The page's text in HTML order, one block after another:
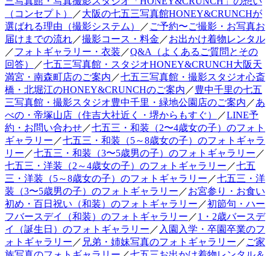
（コンセプト）
／大阪の七五三写真館HONEY&CRUNCHが
選ばれる理由（撮影システム）
／ ご予約〜ご撮影・お写真お
届けまでの流れ／撮影コース・料金 ／お出かけ着物レンタル
／フォトギャラリー・衣装 ／Q&A（よくあるご質問とその
回答）
／七五三写真館・スタジオHONEY&CRUNCH大阪天
満宮・南森町店のご案内 ／七五三写真館・撮影スタジオ心斎
橋・北堀江のHONEY&CRUNCHのご案内 ／豊中千里の七五
三写真館・撮影スタジオ豊中千里・緑地公園店のご案内 ／あ
べの・帝塚山店（住吉大社近く・堺からもすぐ）
／LINE予
約・お問い合わせ／七五三・和装（2〜4歳女の子）のフォト
ギャラリー ／七五三・和装（5～8歳女の子）のフォトギャラ
リー ／七五三・和装（3〜5歳男の子）のフォトギャラリー ／
七五三・洋装（2～4歳女の子）のフォトギャラリー ／七五
三・洋装（5～8歳女の子）のフォトギャラリー ／七五三・洋
装（3〜5歳男の子）のフォトギャラリー ／お宮参り・お食い
初め・百日祝い（和装）のフォトギャラリー ／初節句・ハー
フバースデイ（和装）のフォトギャラリー ／1・2歳バースデ
イ（誕生日）のフォトギャラリー ／ 入園入学・卒園卒業のフ
ォトギャラリー ／ 兄弟・姉妹写真のフォトギャラリー ／ ご家